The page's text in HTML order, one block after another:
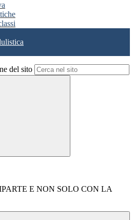
del sito
E NON SOLO CON LA